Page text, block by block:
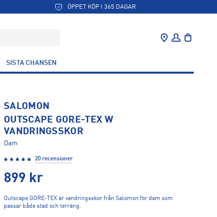
ÖPPET KÖP I 365 DAGAR
SISTA CHANSEN
SALOMON
OUTSCAPE GORE-TEX W
VANDRINGSSKOR
Dam
20 recensioner
899 kr
Outscape GORE-TEX är vandringsskor från Salomon för dam som
passar både stad och terräng.